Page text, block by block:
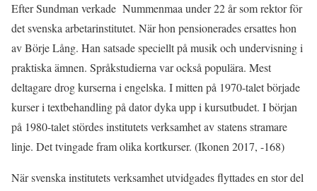
Efter Sundman verkade Nummenmaa under 22 år som rektor för
det svenska arbetarinstitutet. När hon pensionerades ersattes hon
av Börje Lång. Han satsade speciellt på musik och undervisning i
praktiska ämnen. Språkstudierna var också populära. Mest
deltagare drog kurserna i engelska. I mitten på 1970-talet började
kurser i textbehandling på dator dyka upp i kursutbudet. I början
på 1980-talet stördes institutets verksamhet av statens stramare
linje. Det tvingade fram olika kortkurser. (Ikonen 2017, -168)
När svenska institutets verksamhet utvidgades flyttades en stor del